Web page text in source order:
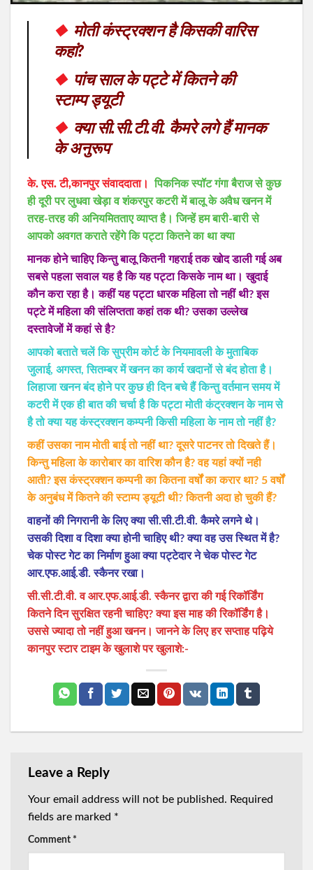
◆ मोती कंस्ट्रक्शन है किसकी वारिस
कहां?
◆ पांच साल के पट्टे में कितने की
स्टाम्प ड्यूटी
◆ क्या सी.सी.टी.वी. कैमरे लगे हैं मानक
के अनुरूप
के. एस. टी,कानपुर संवाददाता।
पिकनिक स्पॉट गंगा बैराज से कुछ
ही दूरी पर लुधवा खेड़ा व शंकरपुर कटरी में बालू के अवैध खनन में
तरह-तरह की अनियमितताए व्याप्त है। जिन्हें हम बारी-बारी से
आपको अवगत कराते रहेंगे कि पट्टा कितने का था क्या
मानक होने चाहिए किन्तु बालू कितनी गहराई तक खोद डाली गई अब
सबसे पहला सवाल यह है कि यह पट्टा किसके नाम था। खुदाई
कौन करा रहा है। कहीं यह पट्टा धारक महिला तो नहीं थी? इस
पट्टे में महिला की संलिप्तता कहां तक थी? उसका उल्लेख
दस्तावेजों में कहां से है?
आपको बताते चलें कि सुप्रीम कोर्ट के नियमावली के मुताबिक
जुलाई, अगस्त, सितम्बर में खनन का कार्य खदानों से बंद होता है।
लिहाजा खनन बंद होने पर कुछ ही दिन बचे हैं किन्तु वर्तमान समय में
कटरी में एक ही बात की चर्चा है कि पट्टा मोती कंट्रक्शन के नाम से
है तो क्या यह कंस्ट्रक्शन कम्पनी किसी महिला के नाम तो नहीं है?
कहीं उसका नाम मोती बाई तो नहीं था? दूसरे पाटनर तो दिखते हैं।
किन्तु महिला के कारोबार का वारिश कौन है? वह यहां क्यों नही
आती? इस कंस्ट्रक्शन कम्पनी का कितना वर्षों का करार था? 5 वर्षों
के अनुबंध में कितने की स्टाम्प ड्यूटी थी? कितनी अदा हो चुकी हैं?
वाहनों की निगरानी के लिए क्या सी.सी.टी.वी. कैमरे लगने थे।
उसकी दिशा व दिशा क्या होनी चाहिए थी? क्या वह उस स्थित में है?
चेक पोस्ट गेट का निर्माण हुआ क्या पट्टेदार ने चेक पोस्ट गेट
आर.एफ.आई.डी. स्कैनर रखा।
सी.सी.टी.वी. व आर.एफ.आई.डी. स्कैनर द्वारा की गई रिकॉर्डिंग
कितने दिन सुरक्षित रहनी चाहिए? क्या इस माह की रिकॉर्डिंग है।
उससे ज्यादा तो नहीं हुआ खनन। जानने के लिए हर सप्ताह पढ़िये
कानपुर स्टार टाइम के खुलाशे पर खुलाशे:-
Leave a Reply
Your email address will not be published. Required
fields are marked *
Comment *